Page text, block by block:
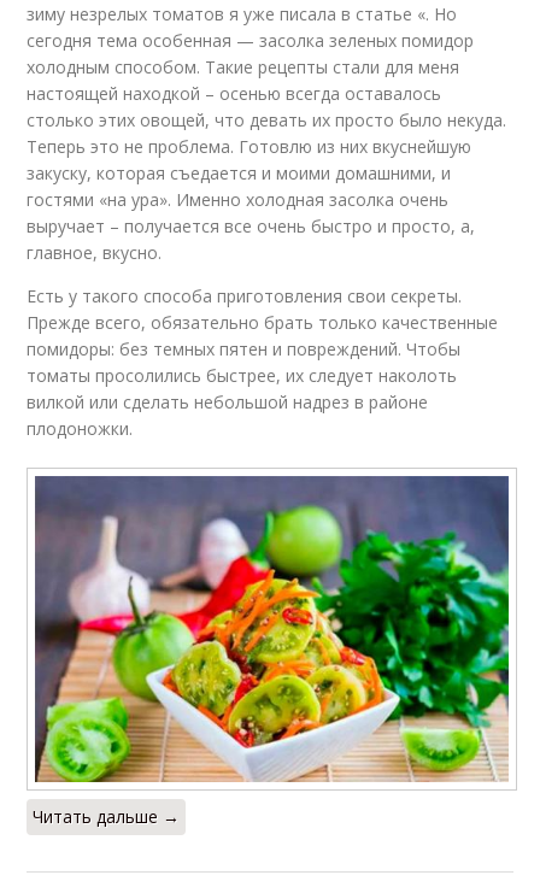
зиму незрелых томатов я уже писала в статье «. Но
сегодня тема особенная — засолка зеленых помидор
холодным способом. Такие рецепты стали для меня
настоящей находкой – осенью всегда оставалось
столько этих овощей, что девать их просто было некуда.
Теперь это не проблема. Готовлю из них вкуснейшую
закуску, которая съедается и моими домашними, и
гостями «на ура». Именно холодная засолка очень
выручает – получается все очень быстро и просто, а,
главное, вкусно.
Есть у такого способа приготовления свои секреты.
Прежде всего, обязательно брать только качественные
помидоры: без темных пятен и повреждений. Чтобы
томаты просолились быстрее, их следует наколоть
вилкой или сделать небольшой надрез в районе
плодоножки.
Читать дальше →